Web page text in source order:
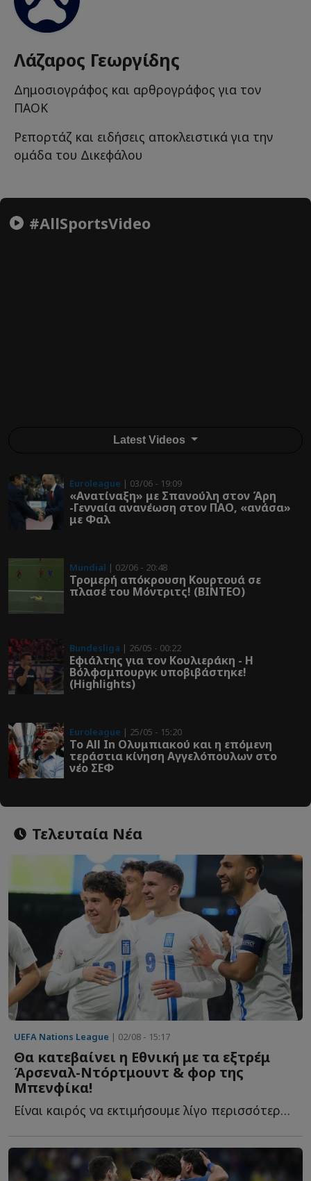
Λάζαρος Γεωργίδης
Δημοσιογράφος και αρθρογράφος για τον
ΠΑΟΚ
Ρεπορτάζ και ειδήσεις αποκλειστικά για την
ομάδα του Δικεφάλου
#AllSportsVideo
Latest Videos
Euroleague | 03/06 - 19:09
«Ανατίναξη» με Σπανούλη στον Άρη
-Γενναία ανανέωση στον ΠΑΟ, «ανάσα»
με Φαλ
Mundial | 02/06 - 20:48
Τρομερή απόκρουση Κουρτουά σε
πλασέ του Μόντριτς! (ΒΙΝΤΕΟ)
Bundesliga | 26/05 - 00:22
Εφιάλτης για τον Κουλιεράκη - Η
Βόλφσμπουργκ υποβιβάστηκε!
(Highlights)
Euroleague | 25/05 - 15:20
Το All In Ολυμπιακού και η επόμενη
τεράστια κίνηση Αγγελόπουλων στο
νέο ΣΕΦ
Τελευταία Νέα
UEFA Nations League | 02/08 - 15:17
Θα κατεβαίνει η Εθνική με τα εξτρέμ
Άρσεναλ-Ντόρτμουντ & φορ της
Μπενφίκα!
Είναι καιρός να εκτιμήσουμε λίγο περισσότερο τον Έλληνα π...